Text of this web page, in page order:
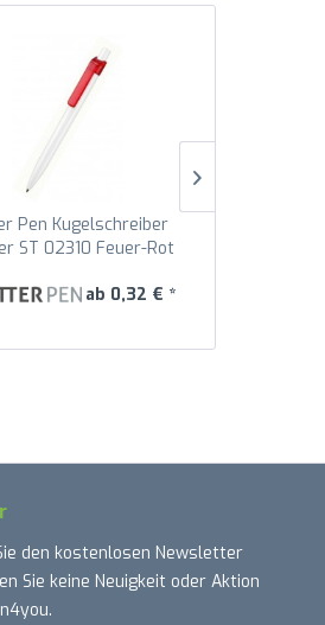
Pen Kugelschreiber
ST 02310 Feuer-Rot
ab 0,32 € *
den kostenlosen Newsletter
Sie keine Neuigkeit oder Aktion